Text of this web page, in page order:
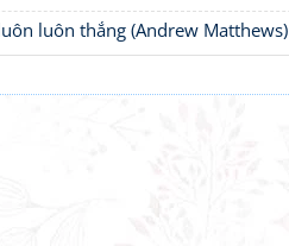
luôn thắng (Andrew Matthews)